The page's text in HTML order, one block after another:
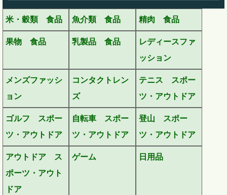
米・穀類 食品 魚介類 食品 精肉 食品
果物 食品 乳製品 食品
レディースファ
ッション
メンズファッシ
ョン
コンタクトレン
ズ
テニス スポー
ツ・アウトドア
ゴルフ スポー
ツ・アウトドア
自転車 スポー
ツ・アウトドア
登山 スポー
ツ・アウトドア
アウトドア ス
ポーツ・アウト
ドア
ゲーム 日用品